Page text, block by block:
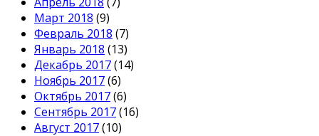
Март 2018 (9)
Февраль 2018 (7)
Январь 2018 (13)
Декабрь 2017(14)
Ноябрь 2017(6)
Октябрь 2017(6)
Сентябрь 2017(16)
Август 2017(10)